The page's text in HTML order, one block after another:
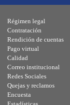
Régimen legal
Contratación
Rendición de cuentas
Pago virtual
Calidad
Correo institucional
Redes Sociales
Quejas y reclamos
Encuesta